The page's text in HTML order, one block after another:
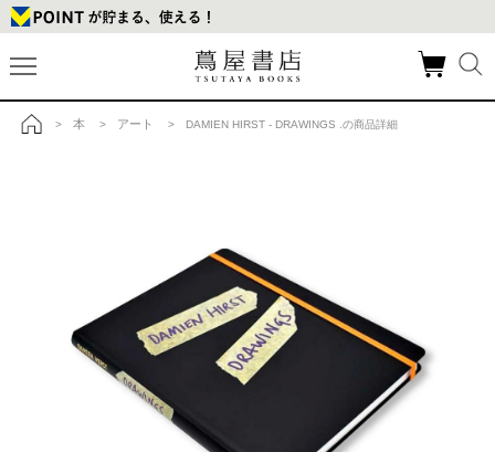
> 本 > アート > DAMIEN HIRST - DRAWINGS .の商品詳細